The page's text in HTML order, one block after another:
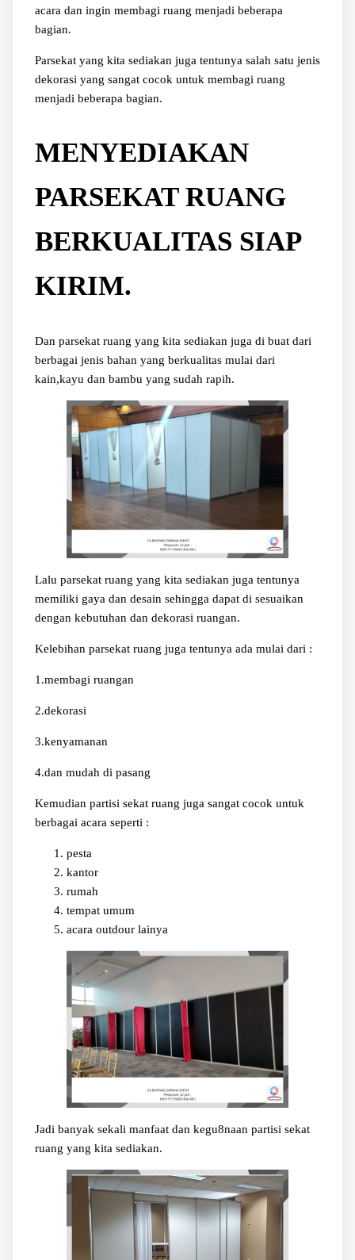
acara dan ingin membagi ruang menjadi beberapa
bagian.
Parsekat yang kita sediakan juga tentunya salah satu jenis
dekorasi yang sangat cocok untuk membagi ruang
menjadi beberapa bagian.
MENYEDIAKAN
PARSEKAT RUANG
BERKUALITAS SIAP
KIRIM.
Dan parsekat ruang yang kita sediakan juga di buat dari
berbagai jenis bahan yang berkualitas mulai dari
kain,kayu dan bambu yang sudah rapih.
Lalu parsekat ruang yang kita sediakan juga tentunya
memiliki gaya dan desain sehingga dapat di sesuaikan
dengan kebutuhan dan dekorasi ruangan.
Kelebihan parsekat ruang juga tentunya ada mulai dari :
1.membagi ruangan
2.dekorasi
3.kenyamanan
4.dan mudah di pasang
Kemudian partisi sekat ruang juga sangat cocok untuk
berbagai acara seperti :
pesta
kantor
rumah
tempat umum
acara outdour lainya
Jadi banyak sekali manfaat dan kegu8naan partisi sekat
ruang yang kita sediakan.